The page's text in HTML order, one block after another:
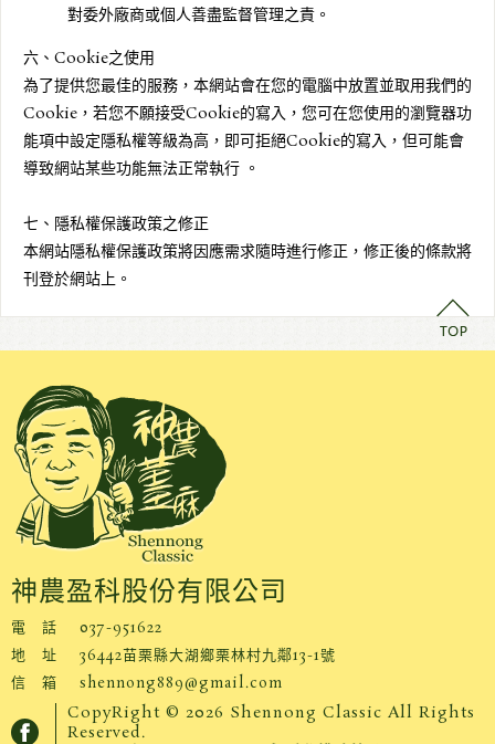
對委外廠商或個人善盡監督管理之責。
六、Cookie之使用
為了提供您最佳的服務，本網站會在您的電腦中放置並取用我們的
Cookie，若您不願接受Cookie的寫入，您可在您使用的瀏覽器功
能項中設定隱私權等級為高，即可拒絕Cookie的寫入，但可能會
導致網站某些功能無法正常執行 。
七、隱私權保護政策之修正
本網站隱私權保護政策將因應需求隨時進行修正，修正後的條款將
刊登於網站上。
神農盈科股份有限公司
電 話
037-951622
地 址
36442苗栗縣大湖鄉栗林村九鄰13-1號
信 箱
shennong889@gmail.com
CopyRight © 2026 Shennong Classic All Rights
Reserved.